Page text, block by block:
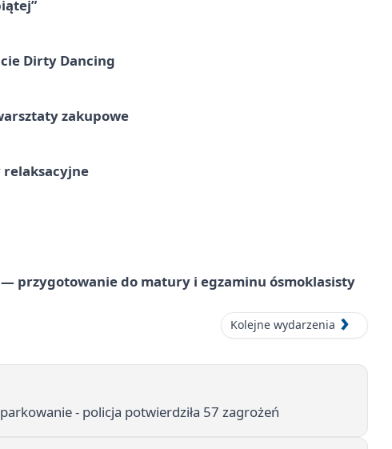
Dirty Dancing
zakupowe
relaksacyjne
przygotowanie do matury i egzaminu ósmoklasisty
Kolejne wydarzenia
- policja potwierdziła 57 zagrożeń